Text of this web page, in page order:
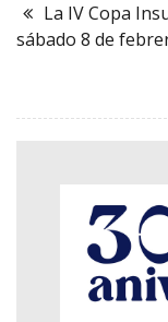
La IV Copa
sábado 8 de